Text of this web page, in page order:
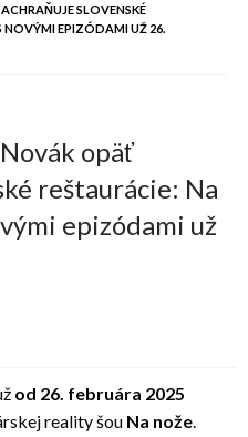
SLOVENSKÉ
NOVÝMI EPIZÓDAMI UŽ 26.
opäť
reštaurácie: Na
epizódami už
od 26. februára 2025
reality šou Na nože.